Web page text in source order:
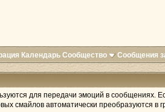
КалендарьСообщество Сообщения
для передачи эмоций в сообщениях.
смайлов автоматически преобразуются в